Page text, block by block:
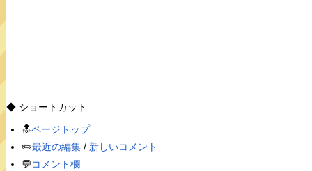
◆ ショートカット
🔝ページトップ
✏️最近の編集/ 新しいコメント
💬コメント欄